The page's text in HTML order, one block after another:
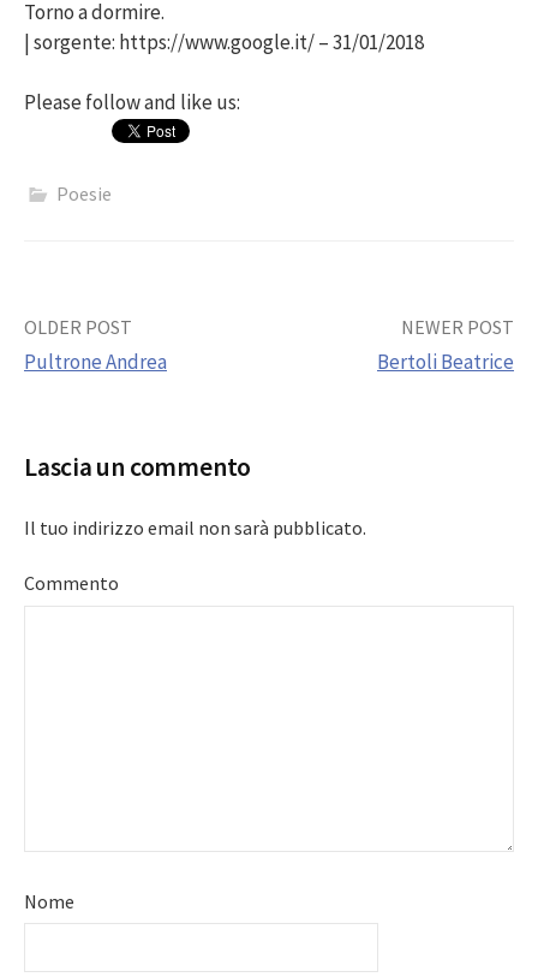
Torno a dormire.
| sorgente: https://www.google.it/ – 31/01/2018
Please follow and like us:
Poesie
Post
OLDER POST
Pultrone Andrea
NEWER POST
Bertoli Beatrice
Lascia un commento
Il tuo indirizzo email non sarà pubblicato.
Commento
Nome